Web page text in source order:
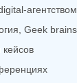
агентством
Geek